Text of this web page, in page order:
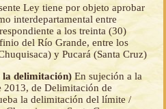
Ley tiene por objeto aprobar
interdepartamental entre
a los treinta (30)
del Río Grande, entre los
y Pucará (Santa Cruz)
la delimitación) En sujeción a la
2013, de Delimitación de
la delimitación del límite /